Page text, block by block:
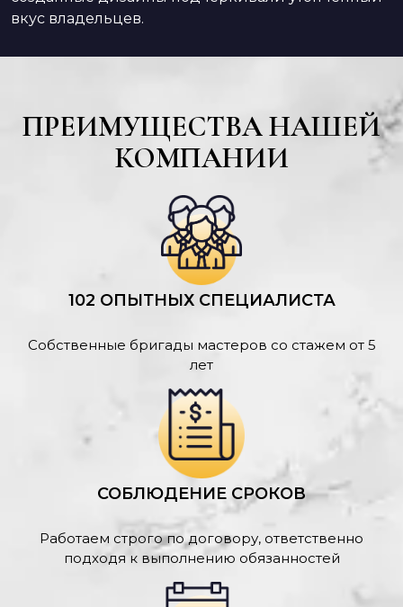
вкус владельцев.
ПРЕИМУЩЕСТВА НАШЕЙ
КОМПАНИИ
102 ОПЫТНЫХ СПЕЦИАЛИСТА
Собственные бригады мастеров со стажем от 5
лет
СОБЛЮДЕНИЕ СРОКОВ
Работаем строго по договору, ответственно
подходя к выполнению обязанностей